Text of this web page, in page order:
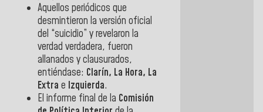
Aquellos periódicos que
desmintieron la versión oficial
del “suicidio” y revelaron la
verdad verdadera, fueron
allanados y clausurados,
entiéndase: Clarín, La Hora, La
Extra e Izquierda.
El informe final de la Comisión